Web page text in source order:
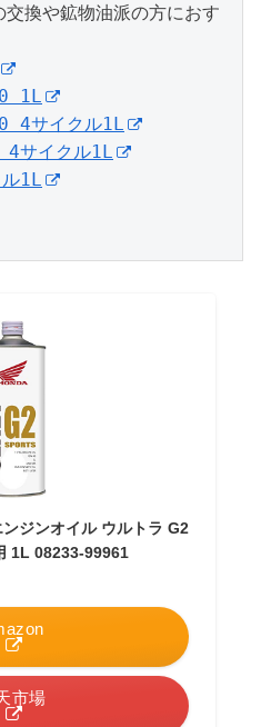
換や鉱物油派の方におす
1L
4サイクル1L
サイクル1L
1L
ジンオイル ウルトラ G2
1L 08233-99961
市場